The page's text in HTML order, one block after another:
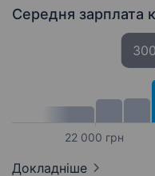
Середня зарплата
22 000 грн
Докладніше